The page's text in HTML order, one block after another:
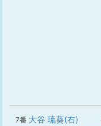
7番 大谷 琉葵(右)